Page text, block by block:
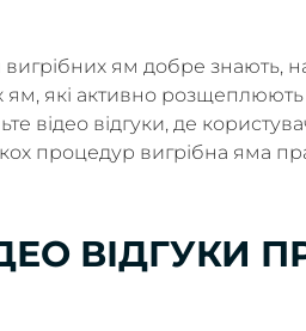
ям добре знають,
ям, які активно розщеплюють
відео відгуки, де
процедур вигрібна яма
ВІДГУКИ